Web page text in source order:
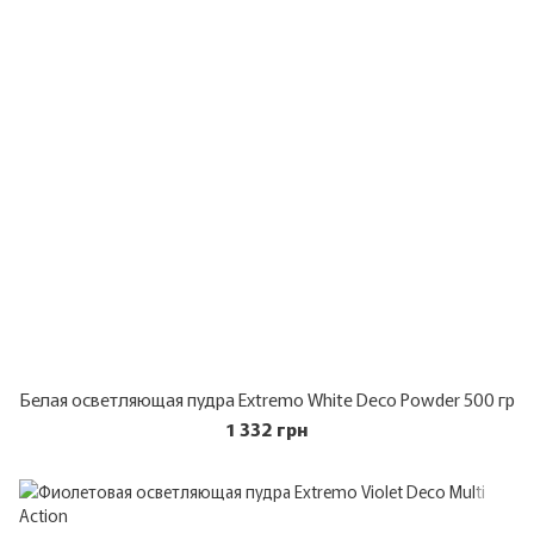
Белая осветляющая пудра Extremo White Deco Powder 500 гр
1 332 грн